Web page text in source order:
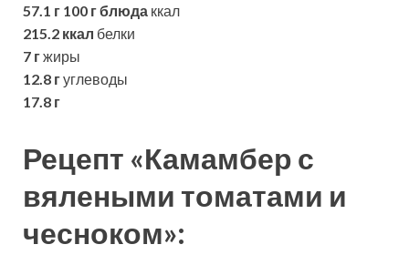
57.1 г 100 г блюда ккал
215.2 ккал белки
7 гжиры
12.8 гуглеводы
17.8 г
Рецепт «Камамбер с
вялеными томатами и
чесноком»: